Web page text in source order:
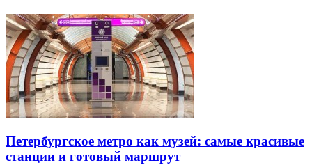
Петербургское метро как музей: самые красивые
станции и готовый маршрут